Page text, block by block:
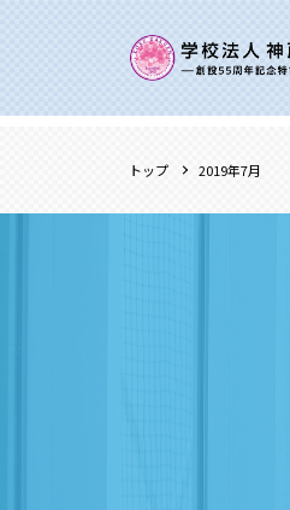
トップ 2019年7月